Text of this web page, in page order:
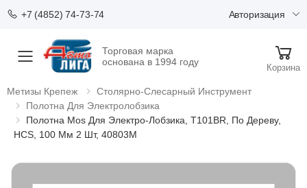
+7 (4852) 74-73-74 Авторизация
Меню
Торговая марка
основана в 1994 году
Корзина
Метизы Крепеж
Столярно-Слесарный Инструмент
Полотна Для Электролобзика
Полотна Mos Для Электро-Лобзика, T101BR, По Дереву,
HCS, 100 Мм 2 Шт, 40803М